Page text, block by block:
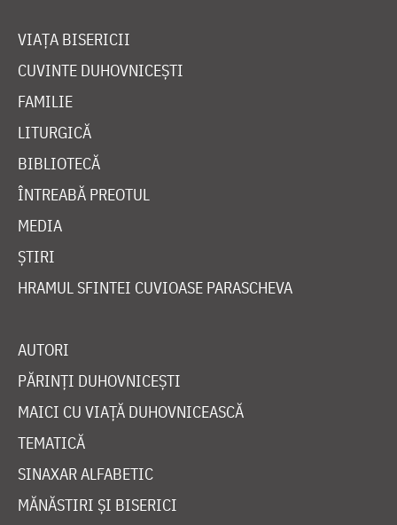
VIAȚA BISERICII
CUVINTE DUHOVNICEȘTI
FAMILIE
LITURGICĂ
BIBLIOTECĂ
ÎNTREABĂ PREOTUL
MEDIA
ȘTIRI
HRAMUL SFINTEI CUVIOASE PARASCHEVA
AUTORI
PĂRINȚI DUHOVNICEȘTI
MAICI CU VIAȚĂ DUHOVNICEASCĂ
TEMATICĂ
SINAXAR ALFABETIC
MĂNĂSTIRI ȘI BISERICI